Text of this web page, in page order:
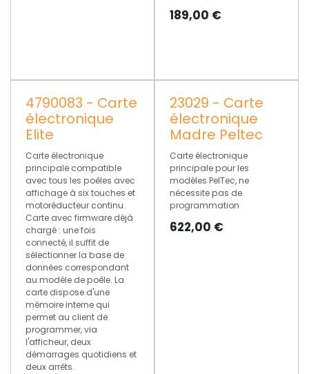
189,00 €
4790083 - Carte
électronique
Elite
Carte électronique
principale compatible
avec tous les poêles avec
affichage à six touches et
motoréducteur continu.
Carte avec firmware déjà
chargé : une fois
connecté, il suffit de
sélectionner la base de
données correspondant
au modèle de poêle. La
carte dispose d'une
mémoire interne qui
permet au client de
programmer, via
l'afficheur, deux
démarrages quotidiens et
deux arrêts.
23029 - Carte
électronique
Madre Peltec
Carte électronique
principale pour les
modèles PelTec, ne
nécessite pas de
programmation
622,00 €